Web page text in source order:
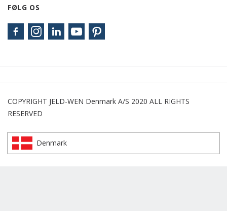
FØLG OS
COPYRIGHT JELD-WEN Denmark A/S 2020 ALL RIGHTS
RESERVED
Denmark